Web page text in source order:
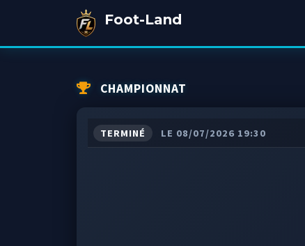
Foot-Land
CHAMPIONNAT
TERMINÉ LE 08/07/2026 19:30